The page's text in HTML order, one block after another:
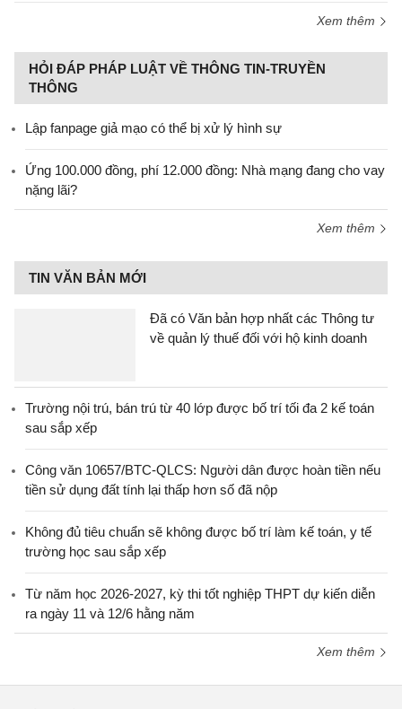
Xem thêm
HỎI ĐÁP PHÁP LUẬT VỀ THÔNG TIN-TRUYỀN
THÔNG
Lập fanpage giả mạo có thể bị xử lý hình sự
Ứng 100.000 đồng, phí 12.000 đồng: Nhà mạng đang cho vay
nặng lãi?
Xem thêm
TIN VĂN BẢN MỚI
Đã có Văn bản hợp nhất các Thông tư
về quản lý thuế đối với hộ kinh doanh
Trường nội trú, bán trú từ 40 lớp được bố trí tối đa 2 kế toán
sau sắp xếp
Công văn 10657/BTC-QLCS: Người dân được hoàn tiền nếu
tiền sử dụng đất tính lại thấp hơn số đã nộp
Không đủ tiêu chuẩn sẽ không được bố trí làm kế toán, y tế
trường học sau sắp xếp
Từ năm học 2026-2027, kỳ thi tốt nghiệp THPT dự kiến diễn
ra ngày 11 và 12/6 hằng năm
Xem thêm